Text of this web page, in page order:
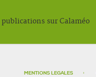
sur Calaméo
MENTIONS LEGALES